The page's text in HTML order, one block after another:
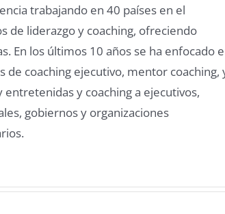
trabajando en 40 países en el
de liderazgo y coaching, ofreciendo
En los últimos 10 años se ha enfocado
coaching ejecutivo, mentor coaching,
y coaching a ejecutivos,
gobiernos y organizaciones